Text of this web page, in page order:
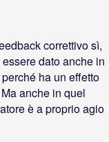
correttivo sì,
dato anche in
ha un effetto
anche in quel
è a proprio agio